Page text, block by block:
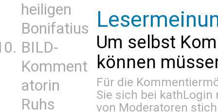
heiligen
Bonifatius
BILD-
Komment
atorin
Ruhs
Um selbst
können
Für die
Sie sich bei kathLogin
von Moderatoren